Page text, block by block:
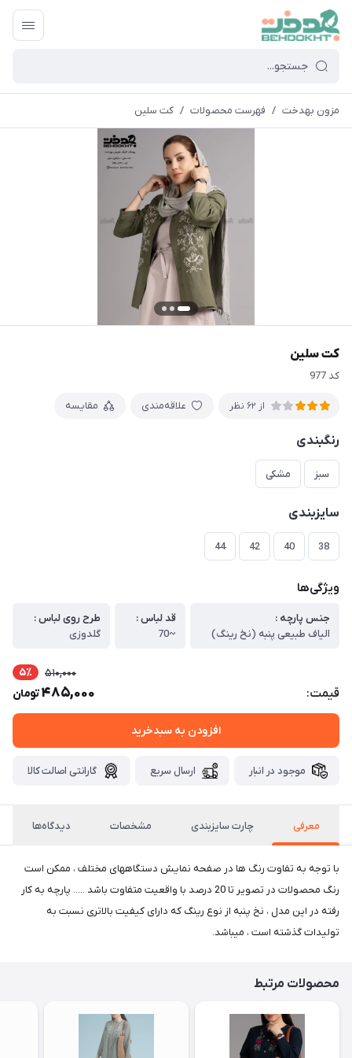
مزون بهدخت / فهرست محصولات / کت سلین
کت سلین
کد 977
از 62 نظر علاقه‌مندی مقایسه
رنگبندی
سبز مشکی
سایزبندی
38
40
42
44
ویژگی‌ها
جنس پارچه :
الیاف طبیعی پنبه (نخ رینگ)
قد لباس :
~70
طرح روی لباس :
گلدوزی
قیمت:
510,000 5٪
485,000تومان
افزودن به سبدخرید
موجود در انبار ارسال سریع گارانتی اصالت کالا
معرفی چارت سایزبندی مشخصات دیدگاه‌ها
با توجه به تفاوت رنگ ها در صفحه نمایش دستگاههای مختلف ، ممکن است
رنگ محصولات در تصویر تا 20 درصد با واقعیت متفاوت باشد ..... پارچه به کار
رفته در این مدل ، نخ پنبه از نوع رینگ که دارای کیفیت بالاتری نسبت به
تولیدات گذشته است ، میباشد.
محصولات مرتبط